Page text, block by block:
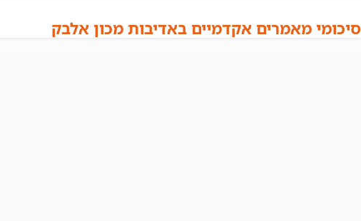
סיכומי מאמרים אקדמיים באדיבות מכון אלבק